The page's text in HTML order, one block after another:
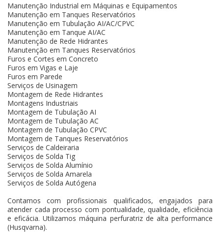
Manutenção Industrial em Máquinas e Equipamentos
Manutenção em Tanques Reservatórios
Manutenção em Tubulação AI/AC/CPVC
Manutenção em Tanque AI/AC
Manutenção de Rede Hidrantes
Manutenção em Tanques Reservatórios
Furos e Cortes em Concreto
Furos em Vigas e Laje
Furos em Parede
Serviços de Usinagem
Montagem de Rede Hidrantes
Montagens Industriais
Montagem de Tubulação AI
Montagem de Tubulação AC
Montagem de Tubulação CPVC
Montagem de Tanques Reservatórios
Serviços de Caldeiraria
Serviços de Solda Tig
Serviços de Solda Alumínio
Serviços de Solda Amarela
Serviços de Solda Autógena
Contamos com profissionais qualificados, engajados para
atender cada processo com pontualidade, qualidade, eficiência
e eficácia. Utilizamos máquina perfuratriz de alta performance
(Husqvarna).